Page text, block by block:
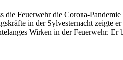
die Feuerwehr die Corona-
in der Sylvesternacht zeigte
Wirken in der Feuerwehr. Er